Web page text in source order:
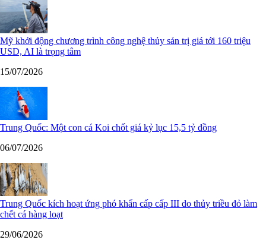
Mỹ khởi động chương trình công nghệ thủy sản trị giá tới 160 triệu
USD, AI là trọng tâm
15/07/2026
Trung Quốc: Một con cá Koi chốt giá kỷ lục 15,5 tỷ đồng
06/07/2026
Trung Quốc kích hoạt ứng phó khẩn cấp cấp III do thủy triều đỏ làm
chết cá hàng loạt
29/06/2026